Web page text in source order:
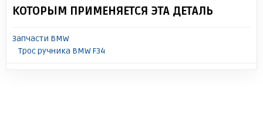
КОТОРЫМ ПРИМЕНЯЕТСЯ ЭТА ДЕТАЛЬ
Запчасти BMW
Трос ручника BMW F34